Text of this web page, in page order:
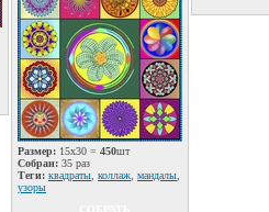
Размер: 15x30 = 450шт
Собран: 35 раз
Теги: квадраты коллаж мандалы
узоры